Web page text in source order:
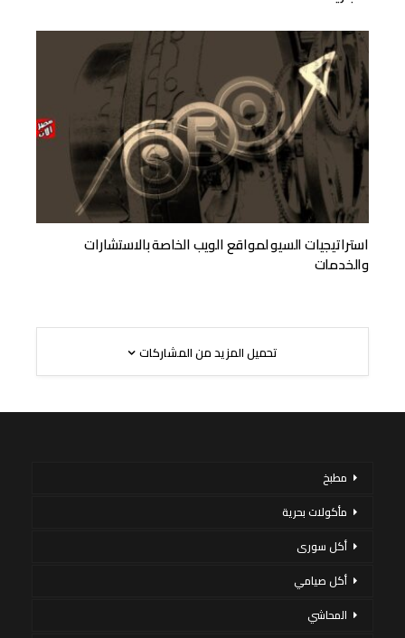
استراتيجيات السيو لمواقع الويب الخاصة بالاستشارات
والخدمات
تحميل المزيد من المشاركات
مطبخ
مأكولات بحرية
أكل سورى
أكل صيامي
المحاشي